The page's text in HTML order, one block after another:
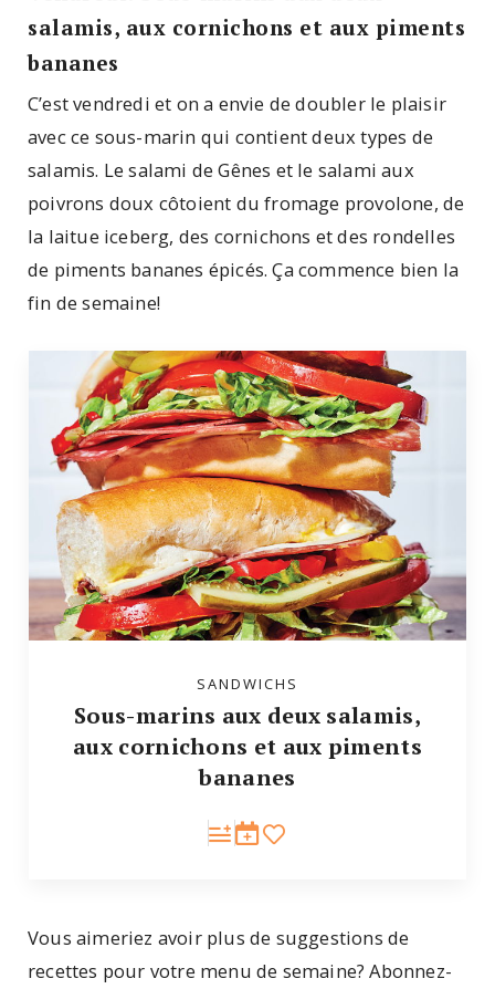
salamis, aux cornichons et aux piments
bananes
C’est vendredi et on a envie de doubler le plaisir
avec ce sous-marin qui contient deux types de
salamis. Le salami de Gênes et le salami aux
poivrons doux côtoient du fromage provolone, de
la laitue iceberg, des cornichons et des rondelles
de piments bananes épicés. Ça commence bien la
fin de semaine!
SANDWICHS
Sous-marins aux deux salamis,
aux cornichons et aux piments
bananes
Vous aimeriez avoir plus de suggestions de
recettes pour votre menu de semaine? Abonnez-